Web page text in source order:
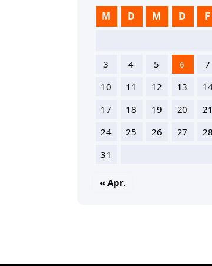
M D M D F
3
4 5 6 7
10
11 12 13
17
18 19 20 21
24
25 26 27 28
31
« Apr.